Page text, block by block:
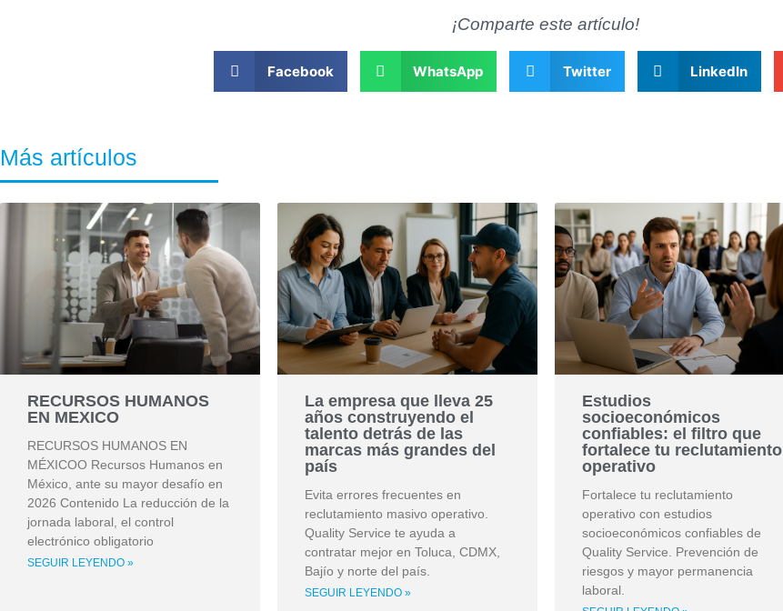
¡Comparte este artículo!
Facebook WhatsApp Twitter LinkedIn
Más artículos
RECURSOS HUMANOS
EN MEXICO
RECURSOS HUMANOS EN
MÉXICOO Recursos Humanos en
México, ante su mayor desafío en
2026 Contenido La reducción de la
jornada laboral, el control
electrónico obligatorio
SEGUIR LEYENDO »
La empresa que lleva 25
años construyendo el
talento detrás de las
marcas más grandes del
país
Evita errores frecuentes en
reclutamiento masivo operativo.
Quality Service te ayuda a
contratar mejor en Toluca, CDMX,
Bajío y norte del país.
SEGUIR LEYENDO »
Estudios
socioeconómicos
confiables: el filtro que
fortalece tu reclutamiento
operativo
Fortalece tu reclutamiento
operativo con estudios
socioeconómicos confiables de
Quality Service. Prevención de
riesgos y mayor permanencia
laboral.